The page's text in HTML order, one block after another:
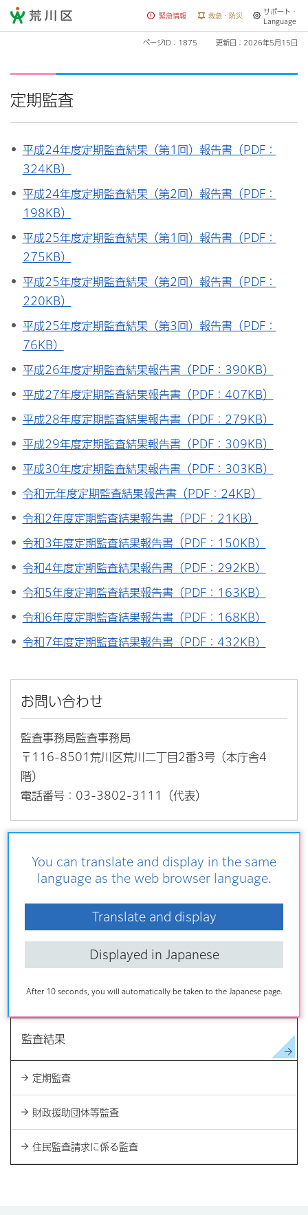
You can translate and display in the same
language as the web browser language.
Translate and display
Displayed in Japanese
After 10 seconds, you will automatically be taken to the Japanese page.
荒川区 緊急情報 救急・防災
サポート・
Language
ページID：1875 更新日：2026年5月15日
定期監査
平成24年度定期監査結果（第1回）報告書（PDF：
324KB）
平成24年度定期監査結果（第2回）報告書（PDF：
198KB）
平成25年度定期監査結果（第1回）報告書（PDF：
275KB）
平成25年度定期監査結果（第2回）報告書（PDF：
220KB）
平成25年度定期監査結果（第3回）報告書（PDF：
76KB）
平成26年度定期監査結果報告書（PDF：390KB）
平成27年度定期監査結果報告書（PDF：407KB）
平成28年度定期監査結果報告書（PDF：279KB）
平成29年度定期監査結果報告書（PDF：309KB）
平成30年度定期監査結果報告書（PDF：303KB）
令和元年度定期監査結果報告書（PDF：24KB）
令和2年度定期監査結果報告書（PDF：21KB）
令和3年度定期監査結果報告書（PDF：150KB）
令和4年度定期監査結果報告書（PDF：292KB）
令和5年度定期監査結果報告書（PDF：163KB）
令和6年度定期監査結果報告書（PDF：168KB）
令和7年度定期監査結果報告書（PDF：432KB）
お問い合わせ
監査事務局監査事務局
〒116-8501荒川区荒川二丁目2番3号（本庁舎4
階）
電話番号：03-3802-3111（代表）
こちらの記事も読まれています
監査結果
決算
令和6年度決算の概要
監査結果
定期監査
財政援助団体等監査
住民監査請求に係る監査